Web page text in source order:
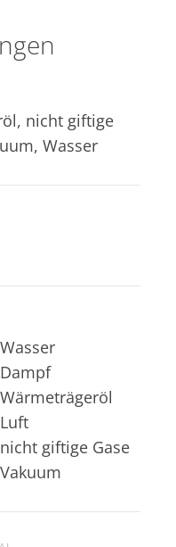
nicht giftige
Wasser
Wasser
Dampf
nicht giftige Gase
Vakuum